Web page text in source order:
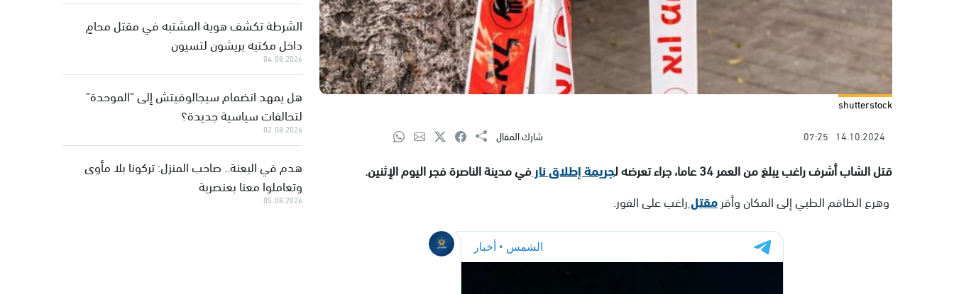
shutterstock
14.10.2024
07:25 شارك المقال
قتل الشاب أشرف راغب يبلغ من العمر 34 عاما، جراء تعرضه ل جريمة إطلاق نارفي مدينة الناصرة فجر اليوم الإثنين.
وهرع الطاقم الطبي إلى المكان وأقرمقتلراغب على الفور.
الشرطة تكشف هوية المشتبه في مقتل محامٍ
داخل مكتبه بريشون لتسيون
04.08.2026
هل يمهد انضمام سيجالوفيتش إلى "الموحدة"
لتحالفات سياسية جديدة؟
02.08.2026
هدم في البعنة.. صاحب المنزل: تركونا بلا مأوى
وتعاملوا معنا بعنصرية
05.08.2026